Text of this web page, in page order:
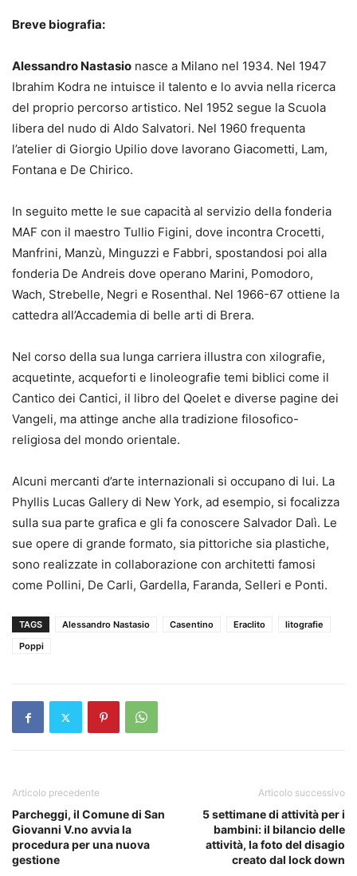
Breve biografia:
Alessandro Nastasio nasce a Milano nel 1934. Nel 1947
Ibrahim Kodra ne intuisce il talento e lo avvia nella ricerca
del proprio percorso artistico. Nel 1952 segue la Scuola
libera del nudo di Aldo Salvatori. Nel 1960 frequenta
l’atelier di Giorgio Upilio dove lavorano Giacometti, Lam,
Fontana e De Chirico.
In seguito mette le sue capacità al servizio della fonderia
MAF con il maestro Tullio Figini, dove incontra Crocetti,
Manfrini, Manzù, Minguzzi e Fabbri, spostandosi poi alla
fonderia De Andreis dove operano Marini, Pomodoro,
Wach, Strebelle, Negri e Rosenthal. Nel 1966-67 ottiene la
cattedra all’Accademia di belle arti di Brera.
Nel corso della sua lunga carriera illustra con xilografie,
acquetinte, acqueforti e linoleografie temi biblici come il
Cantico dei Cantici, il libro del Qoelet e diverse pagine dei
Vangeli, ma attinge anche alla tradizione filosofico-
religiosa del mondo orientale.
Alcuni mercanti d’arte internazionali si occupano di lui. La
Phyllis Lucas Gallery di New York, ad esempio, si focalizza
sulla sua parte grafica e gli fa conoscere Salvador Dalì. Le
sue opere di grande formato, sia pittoriche sia plastiche,
sono realizzate in collaborazione con architetti famosi
come Pollini, De Carli, Gardella, Faranda, Selleri e Ponti.
TAGS Alessandro Nastasio Casentino Eraclito
litografie
Poppi
Articolo precedente
Parcheggi, il Comune di San
Giovanni V.no avvia la
procedura per una nuova
gestione
Articolo successivo
5 settimane di attività per i
bambini: il bilancio delle
attività, la foto del disagio
creato dal lock down